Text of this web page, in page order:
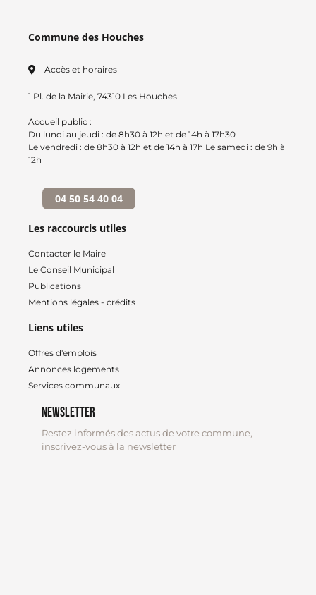
Commune des Houches
Accès et horaires
1 Pl. de la Mairie, 74310 Les Houches
Accueil public :
Du lundi au jeudi : de 8h30 à 12h et de 14h à 17h30
Le vendredi : de 8h30 à 12h et de 14h à 17h Le samedi : de 9h à
12h
04 50 54 40 04
Les raccourcis utiles
Contacter le Maire
Le Conseil Municipal
Publications
Mentions légales - crédits
Liens utiles
Offres d'emplois
Annonces logements
Services communaux
Newsletter
Restez informés des actus de votre commune,
inscrivez-vous à la newsletter